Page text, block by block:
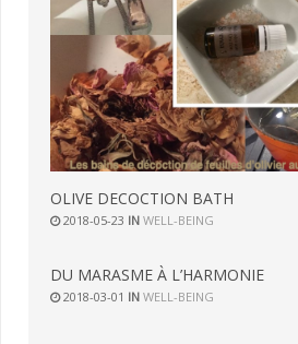
OLIVE DECOCTION BATH
2018-05-23 IN WELL-BEING
DU MARASME À L’HARMONIE
2018-03-01 IN WELL-BEING